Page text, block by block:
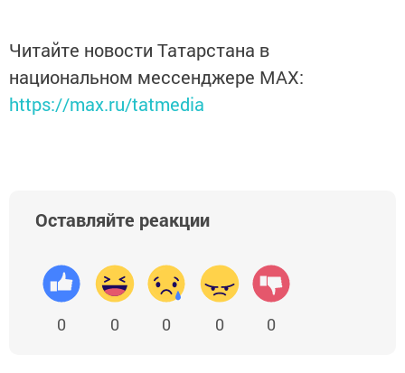
Читайте новости Татарстана в
национальном мессенджере MАХ:
https://max.ru/tatmedia
Оставляйте реакции
0 0 0 0 0